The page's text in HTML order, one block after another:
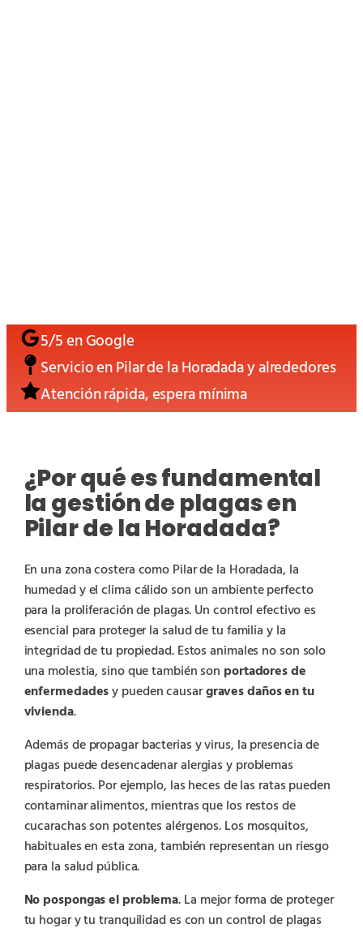
5/5 en Google
Servicio enPilar de la Horadaday alrededores
Atención rápida, espera mínima
¿Por qué es fundamental
la gestión de plagas en
Pilar de la Horadada?
En una zona costera como Pilar de la Horadada, la
humedad y el clima cálido son un ambiente perfecto
para la proliferación de plagas. Un control efectivo es
esencial para proteger la salud de tu familia y la
integridad de tu propiedad. Estos animales no son solo
una molestia, sino que también son portadores de
enfermedadesy pueden causargraves daños en tu
vivienda.
Además de propagar bacterias y virus, la presencia de
plagas puede desencadenar alergias y problemas
respiratorios. Por ejemplo, las heces de las ratas pueden
contaminar alimentos, mientras que los restos de
cucarachas son potentes alérgenos. Los mosquitos,
habituales en esta zona, también representan un riesgo
para la salud pública.
No pospongas el problema. La mejor forma de proteger
tu hogar y tu tranquilidad es con un control de plagas